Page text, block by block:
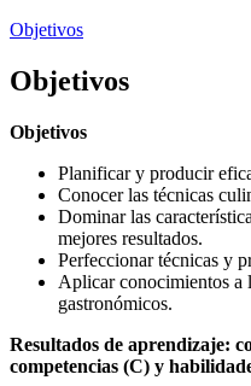
Objetivos
Objetivos
Objetivos
Planificar y producir
Conocer las técnicas
Dominar las
mejores resultados.
Perfeccionar técnicas y
Aplicar conocimientos a
gastronómicos.
Resultados de aprendizaje:
competencias (C) y